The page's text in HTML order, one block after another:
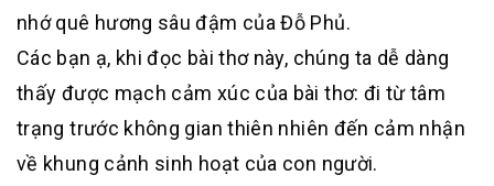
nhớ quê hương sâu đậm của Đỗ Phủ.
Các bạn ạ, khi đọc bài thơ này, chúng ta dễ dàng
thấy được mạch cảm xúc của bài thơ: đi từ tâm
trạng trước không gian thiên nhiên đến cảm nhận
về khung cảnh sinh hoạt của con người.